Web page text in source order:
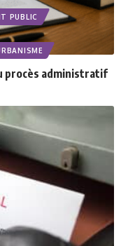
PUBLIC
procès administratif